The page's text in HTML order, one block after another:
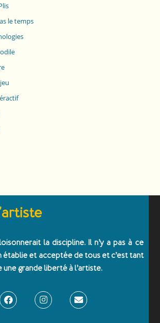
le temps
la discipline. Il n’y a pas à ce
établie et acceptée de tous et c’est tant
une grande liberté à l’artiste.